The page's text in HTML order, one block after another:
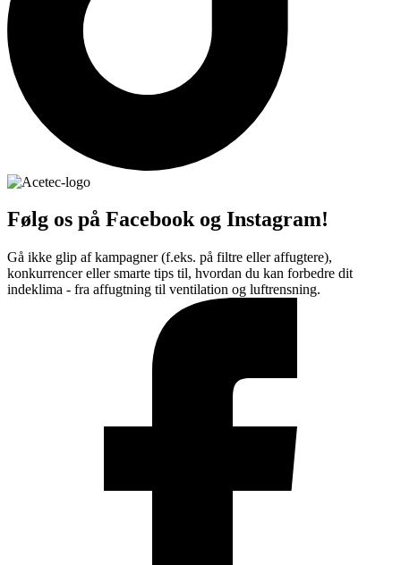
Følg os på Facebook og Instagram!
Gå ikke glip af kampagner (f.eks. på filtre eller affugtere),
konkurrencer eller smarte tips til, hvordan du kan forbedre dit
indeklima - fra affugtning til ventilation og luftrensning.